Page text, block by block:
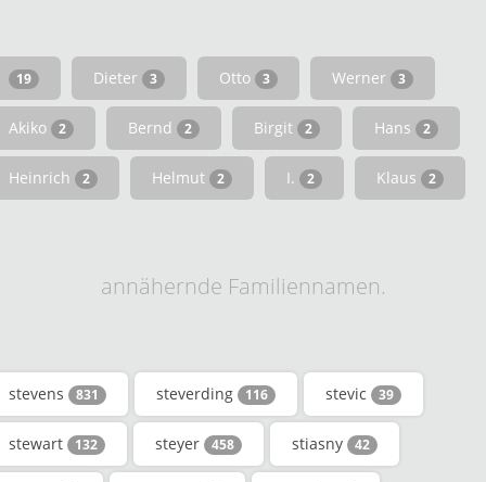
19 Dieter 3 Otto 3 Werner 3
Akiko 2 Bernd 2 Birgit 2 Hans 2
Heinrich 2 Helmut 2 I. 2 Klaus 2
annähernde Familiennamen.
stevens 831 steverding 116 stevic 39
stewart 132 steyer 458 stiasny 42